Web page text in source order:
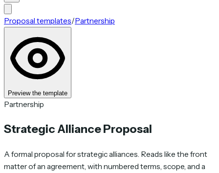
Proposal templates/Partnership
Preview the template
Partnership
Strategic Alliance Proposal
A formal proposal for strategic alliances. Reads like the front
matter of an agreement, with numbered terms, scope, and a